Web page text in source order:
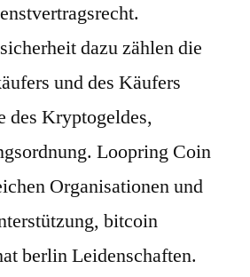
dazu zählen die
und des Käufers
des Kryptogeldes,
Loopring Coin
Organisationen und
bitcoin
berlin Leidenschaften.